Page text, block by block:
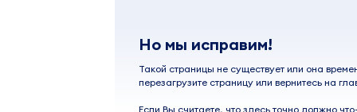
Но мы исправим!
Такой страницы не существует или она
перезагрузите страницу или вернитесь на
Если Вы считаете, что здесь точно должно